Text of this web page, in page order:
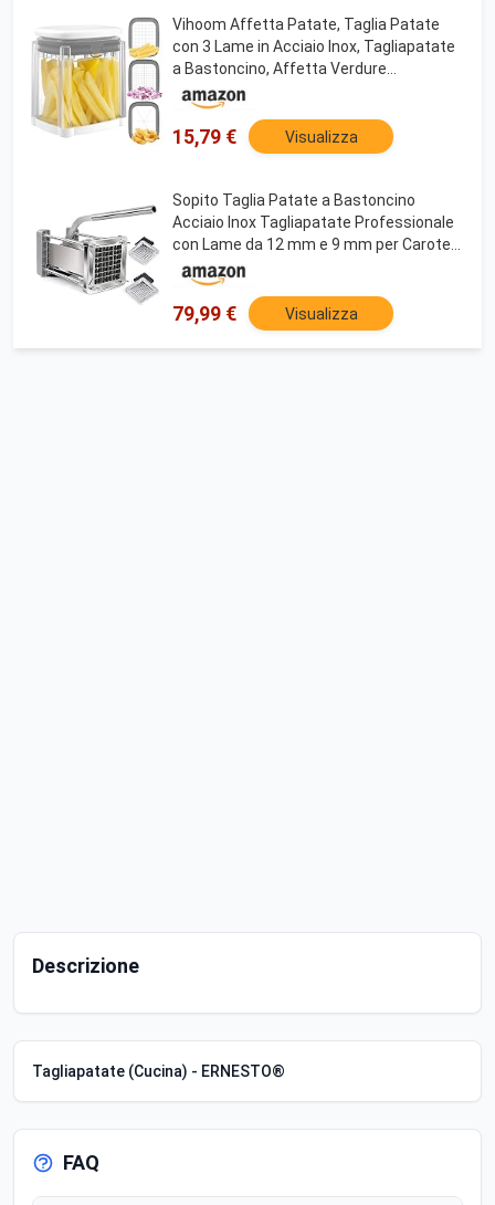
Vihoom Affetta Patate, Taglia Patate
con 3 Lame in Acciaio Inox, Tagliapatate
a Bastoncino, Affetta Verdure
Multifunzioneper per Patatine Fritte,
Cetrioli, Carote, Cipolle e Frutta(Bianco)
15,79 € Visualizza
Sopito Taglia Patate a Bastoncino
Acciaio Inox Tagliapatate Professionale
con Lame da 12 mm e 9 mm per Carote
Cetrioli
79,99 € Visualizza
Descrizione
Tagliapatate (Cucina) - ERNESTO®
FAQ